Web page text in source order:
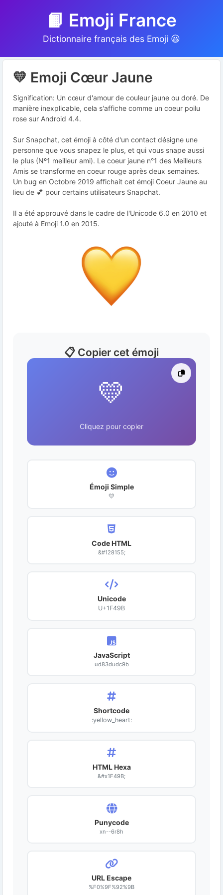
📙 Emoji France
Dictionnaire français des Emoji 😃
💛 Emoji Cœur Jaune
Signification: Un cœur d'amour de couleur jaune ou doré. De
manière inexplicable, cela s'affiche comme un coeur poilu
rose sur Android 4.4.
Sur Snapchat, cet émoji à côté d'un contact désigne une
personne que vous snapez le plus, et qui vous snape aussi
le plus (Nº1 meilleur ami). Le coeur jaune n°1 des Meilleurs
Amis se transforme en coeur rouge après deux semaines.
Un bug en Octobre 2019 affichait cet émoji Coeur Jaune au
lieu de 💕 pour certains utilisateurs Snapchat.
Il a été approuvé dans le cadre de l'Unicode 6.0 en 2010 et
ajouté à Emoji 1.0 en 2015.
📋 Copier cet émoji
💛
Cliquez pour copier
Émoji Simple
💛
Code HTML
&#128155;
Unicode
U+1F49B
JavaScript
ud83dudc9b
Shortcode
:yellow_heart:
HTML Hexa
&#x1F49B;
Punycode
xn--6r8h
URL Escape
%F0%9F%92%9B